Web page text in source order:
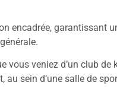
encadrée, garantissant
veniez d’un club de
sein d’une salle de